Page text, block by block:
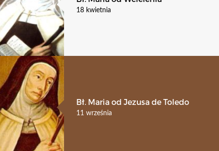
18 kwietnia
Bł. Maria od Jezusa de Toledo
11 września